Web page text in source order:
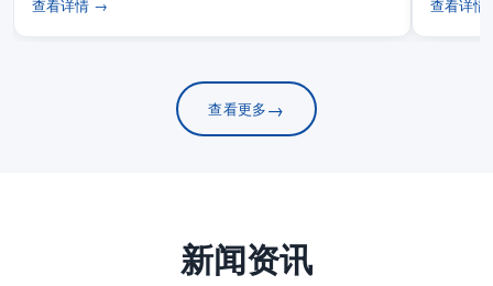
查看详情 → 查看详
查看更多→
新闻资讯